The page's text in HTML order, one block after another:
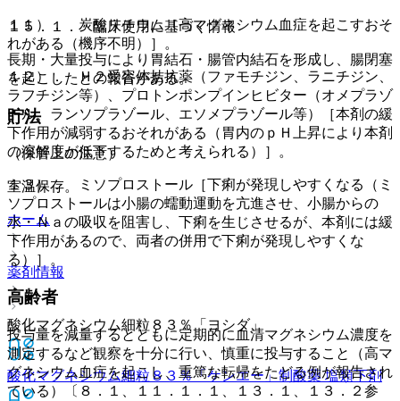
１５．１． 臨床使用に基づく情報
長期・大量投与により胃結石・腸管内結石を形成し、腸閉塞
を起こしたとの報告がある。
貯法
（保管上の注意）
室温保存。
ホーム
薬剤情報
酸化マグネシウム細粒８３％「ヨシダ」
酸化マグネシウム細粒８３％「ケンエー」制酸薬 塩類下剤
１１）． 炭酸リチウム［高マグネシウム血症を起こすおそ
れがある（機序不明）］。
１２）． Ｈ２受容体拮抗薬（ファモチジン、ラニチジン、
ラフチジン等）、プロトンポンプインヒビター（オメプラゾ
ール、ランソプラゾール、エソメプラゾール等）［本剤の緩
下作用が減弱するおそれがある（胃内のｐＨ上昇により本剤
の溶解度が低下するためと考えられる）］。
１３）． ミソプロストール［下痢が発現しやすくなる（ミ
ソプロストールは小腸の蠕動運動を亢進させ、小腸からの
水・Ｎａの吸収を阻害し、下痢を生じさせるが、本剤には緩
下作用があるので、両者の併用で下痢が発現しやすくな
る）］。
高齢者
投与量を減量するとともに定期的に血清マグネシウム濃度を
測定するなど観察を十分に行い、慎重に投与すること（高マ
グネシウム血症を起こし、重篤な転帰をたどる例が報告され
ている）〔８．１、１１．１．１、１３．１、１３．２参